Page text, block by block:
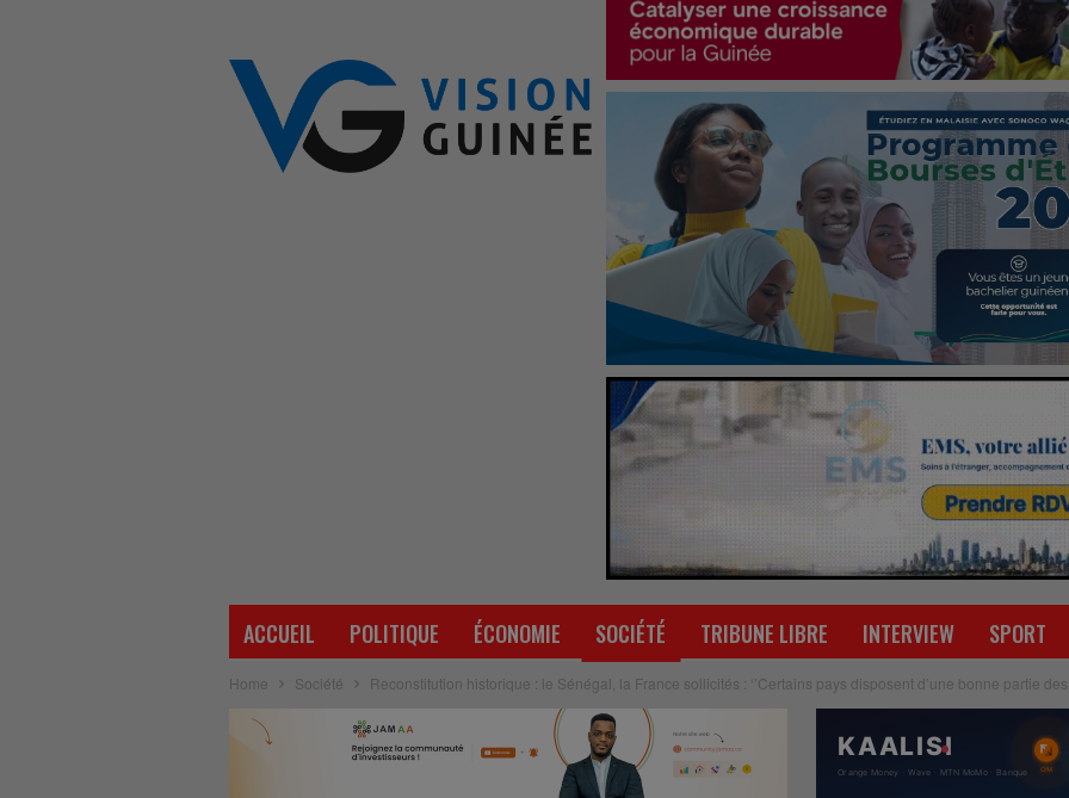
ACCUEIL POLITIQUE ÉCONOMIE SOCIÉTÉ TRIBUNE LIBRE INTERVIEW SPORT
Home Société Reconstitution historique : le Sénégal, la France sollicités : ‘’Certains pays disposent d’une bonne partie